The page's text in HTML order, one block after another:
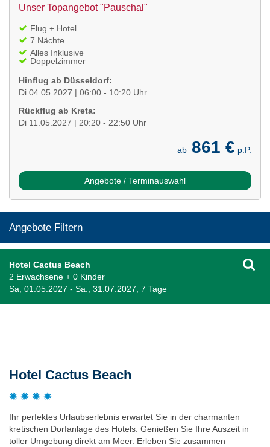
Unser Topangebot "Pauschal"
Flug + Hotel
7 Nächte
Alles Inklusive
Doppelzimmer
Hinflug ab Düsseldorf:
Di 04.05.2027 | 06:00 - 10:20 Uhr
Rückflug ab Kreta:
Di 11.05.2027 | 20:20 - 22:50 Uhr
ab 861 € p.P.
Angebote / Terminauswahl
Angebote Filtern
Hotel Cactus Beach
2 Erwachsene + 0 Kinder
Sa, 01.05.2027 - Sa., 31.07.2027, 7 Tage
Hotel Cactus Beach
Ihr perfektes Urlaubserlebnis erwartet Sie in der charmanten
kretischen Dorfanlage des Hotels. Genießen Sie Ihre Auszeit in
toller Umgebung direkt am Meer. Erleben Sie zusammen